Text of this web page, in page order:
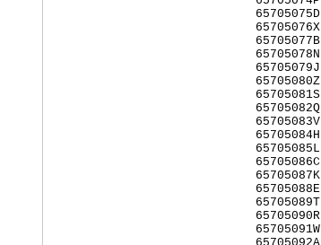
65705075D
65705076X
65705077B
65705078N
65705079J
65705080Z
65705081S
65705082Q
65705083V
65705084H
65705085L
65705086C
65705087K
65705088E
65705089T
65705090R
65705091W